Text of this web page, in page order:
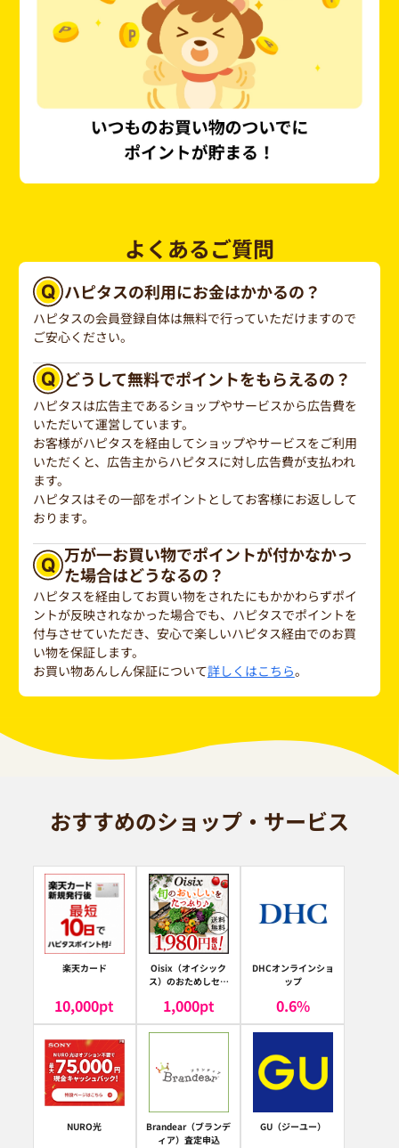
よくあるご質問
ハピタスの利用にお金はかかるの？
ハピタスの会員登録自体は無料で行っていただけますので
ご安心ください。
どうして無料でポイントをもらえるの？
ハピタスは広告主であるショップやサービスから広告費を
いただいて運営しています。
お客様がハピタスを経由してショップやサービスをご利用
いただくと、広告主からハピタスに対し広告費が支払われ
ます。
ハピタスはその一部をポイントとしてお客様にお返しして
おります。
万が一お買い物でポイントが付かなかっ
た場合はどうなるの？
ハピタスを経由してお買い物をされたにもかかわらずポイ
ントが反映されなかった場合でも、ハピタスでポイントを
付与させていただき、安心で楽しいハピタス経由でのお買
い物を保証します。
お買い物あんしん保証について詳しくはこちら。
おすすめのショップ・サービス
楽天カード
10,000pt
Oisix（オイシック
ス）のおためしセッ
1,000pt
DHCオンラインショ
ップ
0.6%
NURO光
Brandear（ブランデ
ィア）査定申込
GU（ジーユー）